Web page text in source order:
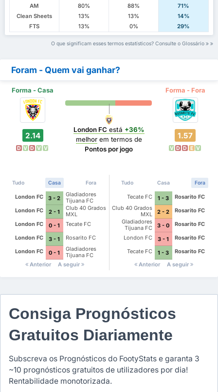
AM
80% 88%
71%
Clean Sheets
13% 13%
14%
FTS
13% 0% 29%
O que significam esses termos estatísticos? Consulte o Glossário
Foram - Quem vai ganhar?
Forma - Casa Forma - Fora
2.14
D V D V V
London FC está +36%
melhorem termos de
Pontos por jogo
1.57
V D D E V
Tudo Casa Fora
London FC 3 - 2
Gladiadores
Tijuana FC
London FC
2 - 1
Club 40 Grados
MXL
London FC
0 - 1
Tecate FC
London FC
3 - 1
Rosarito FC
London FC
0 - 1
Gladiadores
Tijuana FC
Anterior
A seguir
Tudo Casa Fora
Tecate FC 1 - 3
Rosarito FC
Club 40 Grados
MXL
2 - 2
Rosarito FC
Gladiadores
Tijuana FC
3 - 0
Rosarito FC
London FC
3 - 1
Rosarito FC
Tecate FC
1 - 3
Rosarito FC
Anterior
A seguir
Consiga Prognósticos
Gratuitos Diariamente
Subscreva os Prognósticos do FootyStats e garanta 3
~10 prognósticos gratuitos de utilizadores por dia!
Rentabilidade monotorizada.